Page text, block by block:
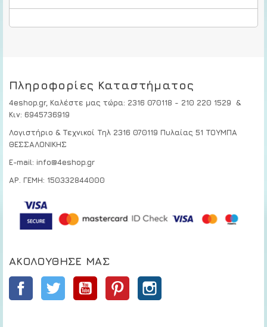
Πληροφορίες Καταστήματος
4eshop.gr, Καλέστε μας τώρα: 2316 070118 - 210 220 1529
&
Κιν: 6945736919
Λογιστήριο & Τεχνικοί Τηλ 2316 070119 Πυλαίας 51 ΤΟΥΜΠΑ
ΘΕΣΣΑΛΟΝΙΚΗΣ
E-mail: info@4eshop.gr
ΑΡ. ΓΕΜΗ: 150332844000
ΑΚΟΛΟΎΘΗΣΕ ΜΑΣ
Facebook Twitter YouTube Pinterest